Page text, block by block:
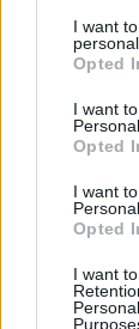
not limited
grant or
use your
consent
I want
Opted
I want
Opted
I want
Opted
I want
Ajánlott